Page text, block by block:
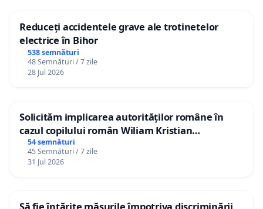
Reduceți accidentele grave ale trotinetelor
electrice în Bihor
538 semnături
48 Semnături / 7 zile
28 Jul 2026
Solicităm implicarea autorităților române în
cazul copilului român Wiliam Kristian
Gheorghe, aflat în plasament în Danemarca de
12 ani
54 semnături
45 Semnături / 7 zile
31 Jul 2026